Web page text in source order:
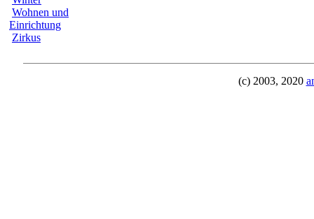
Wohnen und
Einrichtung
Zirkus
(c) 2003, 2020